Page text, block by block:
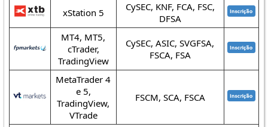
xStation 5
CySEC, KNF, FCA, FSC,
DFSA
MT4, MT5,
cTrader,
TradingView
CySEC, ASIC, SVGFSA,
FSCA, FSA
MetaTrader 4
e 5,
TradingView,
VTrade
FSCM, SCA, FSCA